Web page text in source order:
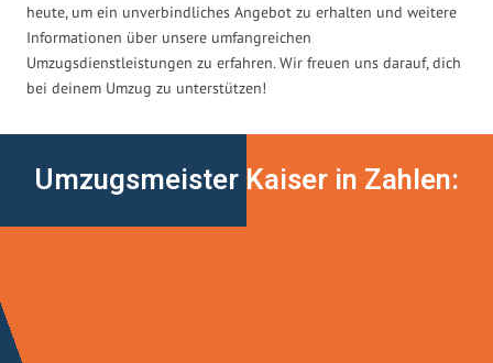
heute, um ein unverbindliches Angebot zu erhalten und weitere
Informationen über unsere umfangreichen
Umzugsdienstleistungen zu erfahren. Wir freuen uns darauf, dich
bei deinem Umzug zu unterstützen!
Umzugsmeister Kaiser in Zahlen: